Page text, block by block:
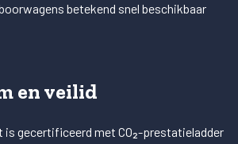
betekend snel beschikbaar
en veilid
is gecertificeerd met CO₂-prestatieladder